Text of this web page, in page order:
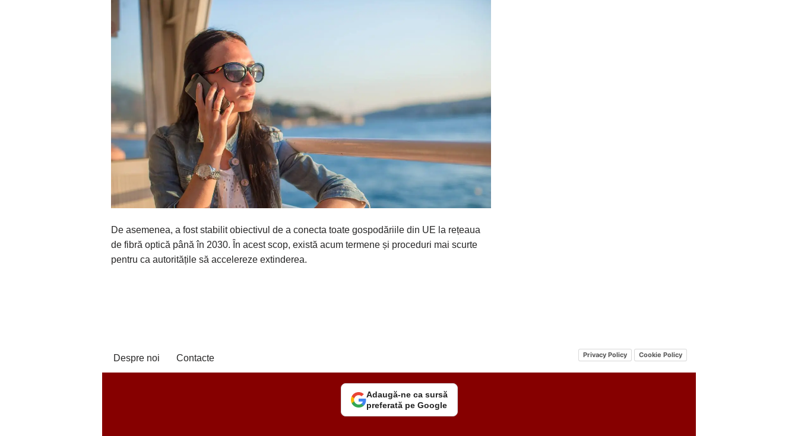
De asemenea, a fost stabilit obiectivul de a conecta toate gospodăriile din UE la rețeaua
de fibră optică până în 2030. În acest scop, există acum termene și proceduri mai scurte
pentru ca autoritățile să accelereze extinderea.
Despre noi Contacte Privacy Policy Cookie Policy
Adaugă-ne ca sursă
preferată pe Google